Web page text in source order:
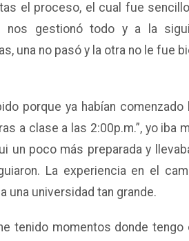
el proceso, el cual fue
nos gestionó todo y a la
una no pasó y la otra no le fue
porque ya habían
a clase a las 2:00p.m.”, yo iba
un poco más preparada y
La experiencia en el
una universidad tan grande.
tenido momentos donde